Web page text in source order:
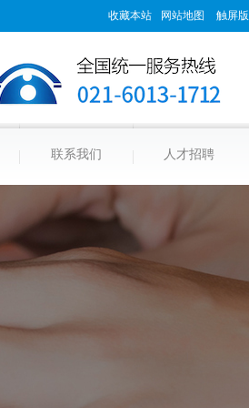
收藏本站 网站地图 触屏版
联系我们 人才招聘